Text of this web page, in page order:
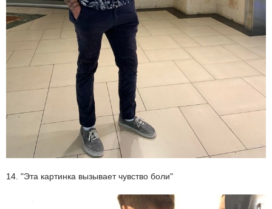
14. "Эта картинка вызывает чувство боли"